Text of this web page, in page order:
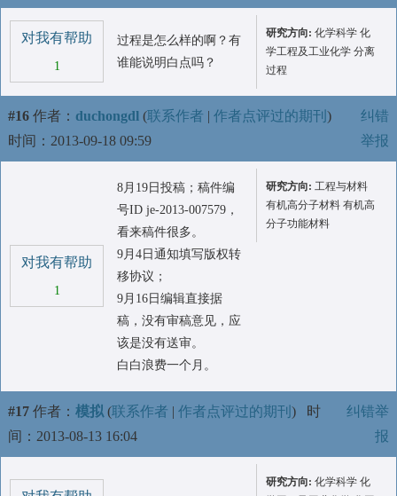
对我有帮助
1
过程是怎么样的啊？有
谁能说明白点吗？
研究方向: 化学科学 化
学工程及工业化学 分离
过程
#16 作者： duchongdl (联系作者 | 作者点评过的期刊 )
时间：2013-09-18 09:59
纠错
举报
对我有帮助
1
8月19日投稿；稿件编
号ID je-2013-007579，
看来稿件很多。
9月4日通知填写版权转
移协议；
9月16日编辑直接据
稿，没有审稿意见，应
该是没有送审。
白白浪费一个月。
研究方向: 工程与材料
有机高分子材料 有机高
分子功能材料
#17 作者： 模拟 (联系作者 | 作者点评过的期刊 ) 时
间：2013-08-13 16:04
纠错举
报
研究方向: 化学科学 化